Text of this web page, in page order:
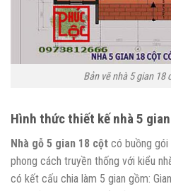
Bản vẽ nhà 5 gian 18
Hình thức thiết kế nhà 5
Nhà gỗ 5 gian 18 cột có buồng
phong cách truyền thống với kiểu
có kết cấu chia làm 5 gian gồm: